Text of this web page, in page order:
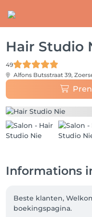
Hair Studio
49
Alfons Butsstraat 39,
Informations
Beste klanten,
boekingspagina.